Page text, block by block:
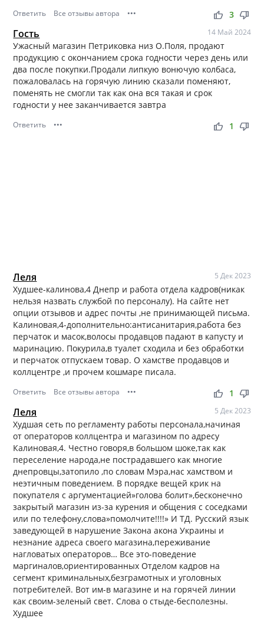
Ответить Все отзывы автора ••• thumb_up thumb_down
3
Гость 14 Май 2024
Ужасный магазин Петриковка низ О.Поля, продают
продукцию с окончанием срока годности через день или
два после покупки.Продали липкую вонючую колбаса,
пожаловалась на горячую линию сказали поменяют,
поменять не смогли так как она вся такая и срок
годности у нее заканчивается завтра
Ответить ••• thumb_up thumb_down
1
Леля 5 Дек 2023
Худшее-калинова,4 Днепр и работа отдела кадров(никак
нельзя назвать службой по персоналу). На сайте нет
опции отзывов и адрес почты ,не принимающей письма.
Калиновая,4-дополнительно:антисанитария,работа без
перчаток и масок,волосы продавцов падают в капусту и
маринацию. Покурила,в туалет сходила и без обработки
и перчаток отпускаем товар. О хамстве продавцов и
коллцентре ,и прочем кошмаре писала.
Ответить Все отзывы автора ••• thumb_up thumb_down
1
Леля 5 Дек 2023
Худшая сеть по регламенту работы персонала,начиная
от операторов коллцентра и магазином по адресу
Калиновая,4. Честно говоря,в большом шоке,так как
переселение народа,не пострадавшего как многие
днепровцы,затопило ,по словам Мэра,нас хамством и
неэтичным поведением. В порядке вещей крик на
покупателя с аргументацией»голова болит»,бесконечно
закрытый магазин из-за курения и общения с соседками
или по телефону,слова»помолчите!!!!» И ТД. Русский язык
заведующей в нарушение Закона акона Украины и
незнание адреса своего магазина,переживание
нагловатых операторов… Все это-поведение
маргиналов,ориентированных Отделом кадров на
сегмент криминальных,безграмотных и уголовных
потребителей. Вот им-в магазине и на горячей линии
как своим-зеленый свет. Слова о стыде-бесполезны.
Худшее